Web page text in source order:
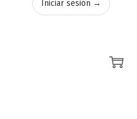
Iniciar sesión →